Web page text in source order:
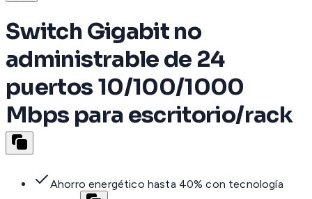
Switch Gigabit no
administrable de 24
puertos 10/100/1000
Mbps para escritorio/rack
Ahorro energético hasta 40% con tecnología